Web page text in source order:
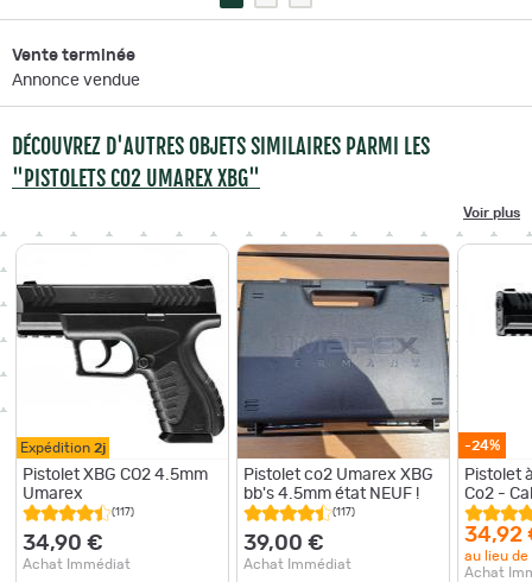
Vente terminée
Annonce vendue
DÉCOUVREZ D'AUTRES OBJETS SIMILAIRES PARMI LES
"PISTOLETS CO2 UMAREX XBG"
Voir plus
Expédition 2j
Pistolet XBG CO2 4.5mm
Umarex
(117)
34,90 €
Achat Immédiat
Pistolet co2 Umarex XBG
bb's 4.5mm état NEUF !
(117)
39,00 €
Achat Immédiat
-24%
Pistolet
Co2 -
34,92
au lieu de
Achat